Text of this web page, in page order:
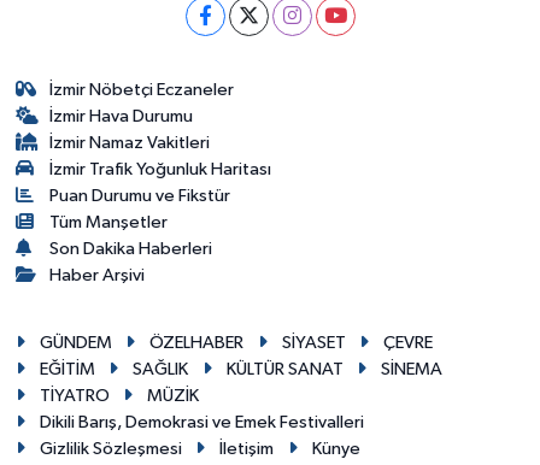
İzmir Nöbetçi Eczaneler
İzmir Hava Durumu
İzmir Namaz Vakitleri
İzmir Trafik Yoğunluk Haritası
Puan Durumu ve Fikstür
Tüm Manşetler
Son Dakika Haberleri
Haber Arşivi
GÜNDEM ÖZELHABER SİYASET
ÇEVRE
EĞİTİM
SAĞLIK KÜLTÜR SANAT
SİNEMA
TİYATRO
MÜZİK
Dikili Barış, Demokrasi ve Emek Festivalleri
Gizlilik Sözleşmesi
İletişim Künye